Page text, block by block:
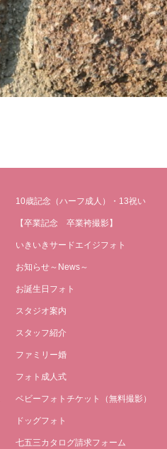
10歳記念（ハーフ成人）・13祝い
【卒業記念 卒業袴撮影】
いきいきサードエイジフォト
お知らせ～News～
お誕生日フォト
スタジオ案内
スタッフ紹介
ファミリー婚
フォト成人式
ベビーフォトチケット（無料撮影）
ドッグフォト
七五三カタログ請求フォーム